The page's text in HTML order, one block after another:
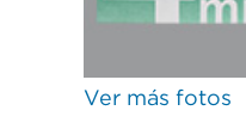
Ver más fotos